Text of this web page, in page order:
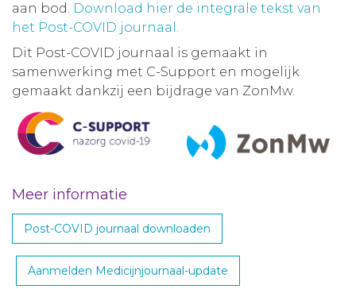
aan bod. Download hier de integrale tekst van
het Post-COVID journaal.
Dit Post-COVID journaal is gemaakt in
samenwerking met C-Support en mogelijk
gemaakt dankzij een bijdrage van ZonMw.
Meer informatie
Post-COVID journaal downloaden
Aanmelden Medicijnjournaal-update